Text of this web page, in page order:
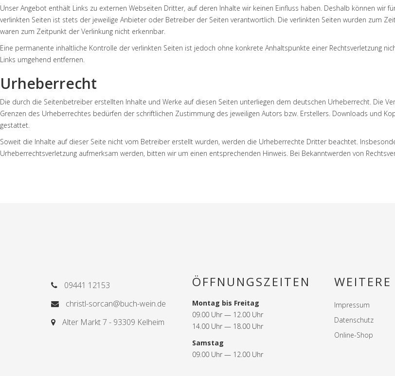
Unser Angebot enthält Links zu externen Webseiten Dritter, auf deren Inhalte wir keinen Einfluss haben. Deshalb können wir
verlinkten Seiten ist stets der jeweilige Anbieter oder Betreiber der Seiten verantwortlich. Die verlinkten Seiten wurden zum
waren zum Zeitpunkt der Verlinkung nicht erkennbar.
Eine permanente inhaltliche Kontrolle der verlinkten Seiten ist jedoch ohne konkrete Anhaltspunkte einer Rechtsverletzung
Links umgehend entfernen.
Urheberrecht
Die durch die Seitenbetreiber erstellten Inhalte und Werke auf diesen Seiten unterliegen dem deutschen Urheberrecht. Die
Grenzen des Urheberrechtes bedürfen der schriftlichen Zustimmung des jeweiligen Autors bzw. Erstellers. Downloads und
gestattet.
Soweit die Inhalte auf dieser Seite nicht vom Betreiber erstellt wurden, werden die Urheberrechte Dritter beachtet.
Urheberrechtsverletzung aufmerksam werden, bitten wir um einen entsprechenden Hinweis. Bei Bekanntwerden von
09441 12153
christl-sorcan@buch-wein.de
Alter Markt 7 - 93309 Kelheim
ÖFFNUNGSZEITEN
Montag bis Freitag
09.00 Uhr — 12.00 Uhr
14.00 Uhr — 18.00 Uhr
Samstag
09.00 Uhr — 12.00 Uhr
Impressum
Datenschutz
Online-Shop